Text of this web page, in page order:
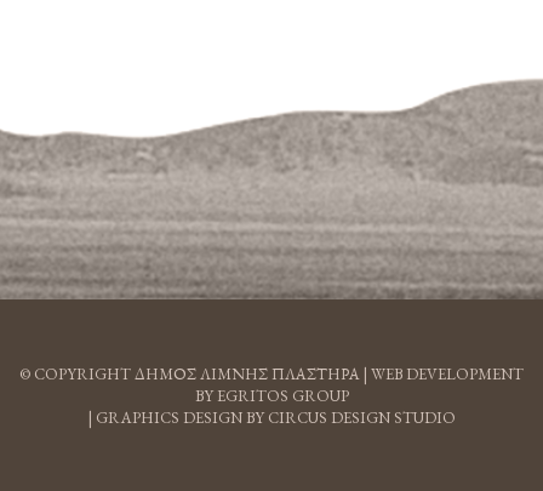
© COPYRIGHT ΔΗΜΟΣ ΛΙΜΝΗΣ ΠΛΑΣΤΗΡΑ | WEB DEVELOPMENT
BY EGRITOS GROUP
| GRAPHICS DESIGN BY CIRCUS DESIGN STUDIO